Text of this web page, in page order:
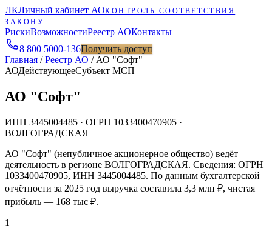
ЛКЛичный кабинет АОКОНТРОЛЬ СООТВЕТСТВИЯ
ЗАКОНУ
РискиВозможностиРеестр АОКонтакты
8 800 5000-136Получить доступ
Главная /Реестр АО / АО "Софт"
АОДействующееСубъект МСП
АО "Софт"
ИНН 3445004485 · ОГРН 1033400470905 ·
ВОЛГОГРАДСКАЯ
АО "Софт" (непубличное акционерное общество) ведёт
деятельность в регионе ВОЛГОГРАДСКАЯ. Сведения: ОГРН
1033400470905, ИНН 3445004485. По данным бухгалтерской
отчётности за 2025 год выручка составила 3,3 млн ₽, чистая
прибыль — 168 тыс ₽.
1